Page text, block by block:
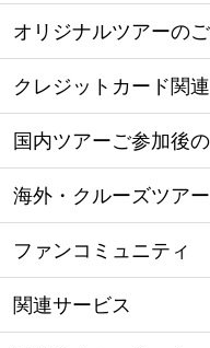
オリジナルツアーの
クレジットカード関連
国内ツアーご参加後
海外・クルーズツア
ファンコミュニティ
関連サービス